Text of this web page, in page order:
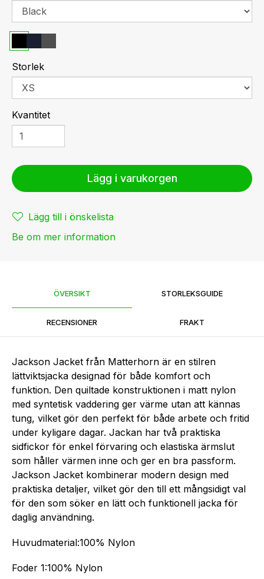
Storlek
Kvantitet
Lägg i varukorgen
Lägg till i önskelista
Be om mer information
ÖVERSIKT STORLEKSGUIDE
RECENSIONER FRAKT
Jackson Jacket från Matterhorn är en stilren
lättviktsjacka designad för både komfort och
funktion. Den quiltade konstruktionen i matt nylon
med syntetisk vaddering ger värme utan att kännas
tung, vilket gör den perfekt för både arbete och fritid
under kyligare dagar. Jackan har två praktiska
sidfickor för enkel förvaring och elastiska ärmslut
som håller värmen inne och ger en bra passform.
Jackson Jacket kombinerar modern design med
praktiska detaljer, vilket gör den till ett mångsidigt val
för den som söker en lätt och funktionell jacka för
daglig användning.
Huvudmaterial:­100% Nylon
Foder 1:100% Nylon